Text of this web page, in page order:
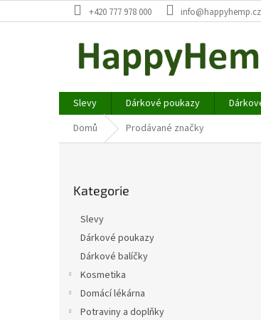
na
+420 777 978 000 info@happyhemp.cz
Slevy Dárkové poukazy
Domů
Prodávané značky
kategorie
Kategorie
Slevy
Dárkové poukazy
Dárkové balíčky
Kosmetika
Domácí lékárna
Potraviny a doplňky